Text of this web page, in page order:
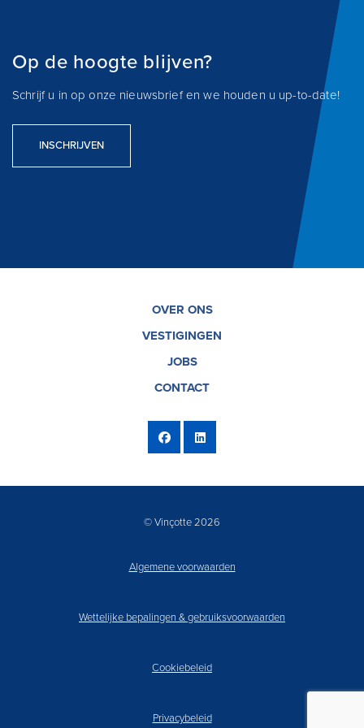
Op de hoogte blijven?
Schrijf u in op onze nieuwsbrief en we houden u up-to-date!
INSCHRIJVEN
OVER ONS
VESTIGINGEN
JOBS
CONTACT
© Vinçotte 2026
Algemene voorwaarden
Wettelijke bepalingen & gebruiksvoorwaarden
Cookiebeleid
Privacybeleid